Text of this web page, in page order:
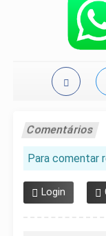
Comentários
Para comentar
Login